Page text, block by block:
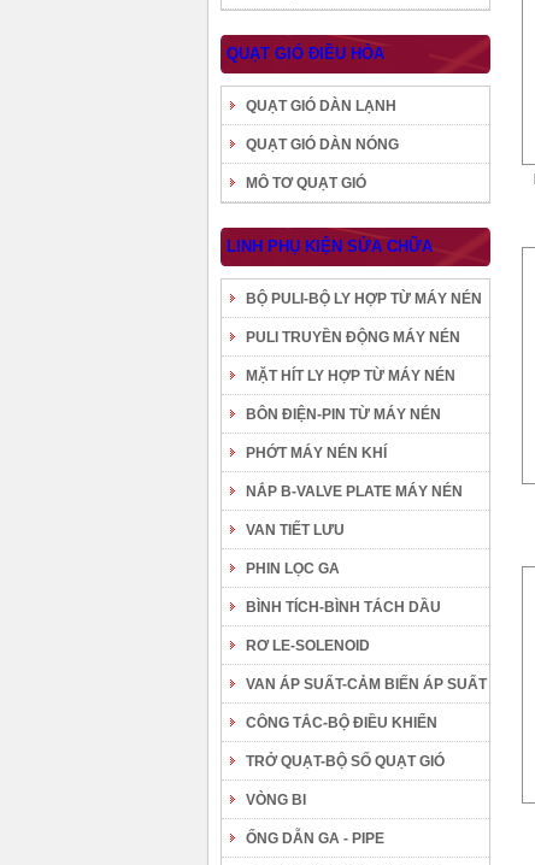
QUẠT GIÓ ĐIỀU HÒA
QUẠT GIÓ DÀN LẠNH
QUẠT GIÓ DÀN NÓNG
MÔ TƠ QUẠT GIÓ
LINH PHỤ KIỆN SỬA CHỮA
BỘ PULI-BỘ LY HỢP TỪ MÁY NÉN
PULI TRUYỀN ĐỘNG MÁY NÉN
MẶT HÍT LY HỢP TỪ MÁY NÉN
BÔN ĐIỆN-PIN TỪ MÁY NÉN
PHỚT MÁY NÉN KHÍ
NẮP B-VALVE PLATE MÁY NÉN
VAN TIẾT LƯU
PHIN LỌC GA
BÌNH TÍCH-BÌNH TÁCH DẦU
RƠ LE-SOLENOID
VAN ÁP SUẤT-CẢM BIẾN ÁP SUẤT
CÔNG TẮC-BỘ ĐIỀU KHIỂN
TRỞ QUẠT-BỘ SỐ QUẠT GIÓ
VÒNG BI
ỐNG DẪN GA - PIPE